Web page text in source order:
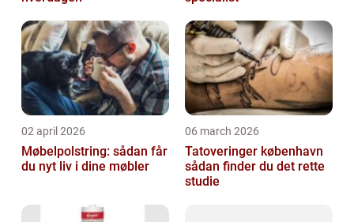
02 april 2026
Møbelpolstring: sådan får
du nyt liv i dine møbler
06 march 2026
Tatoveringer københavn
sådan finder du det rette
studie